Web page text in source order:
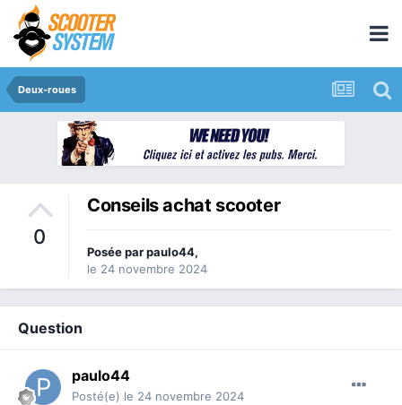
Deux-roues
0
Conseils achat scooter
Posée parpaulo44,
le 24 novembre 2024
Question
paulo44
Posté(e) le 24 novembre 2024